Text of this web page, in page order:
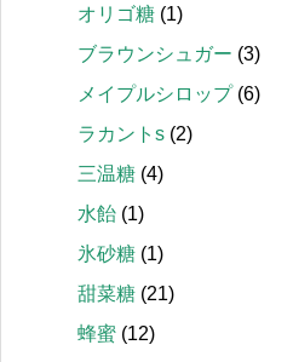
オリゴ糖 (1)
ブラウンシュガー (3)
メイプルシロップ(6)
ラカントs (2)
三温糖 (4)
水飴 (1)
氷砂糖 (1)
甜菜糖 (21)
蜂蜜 (12)